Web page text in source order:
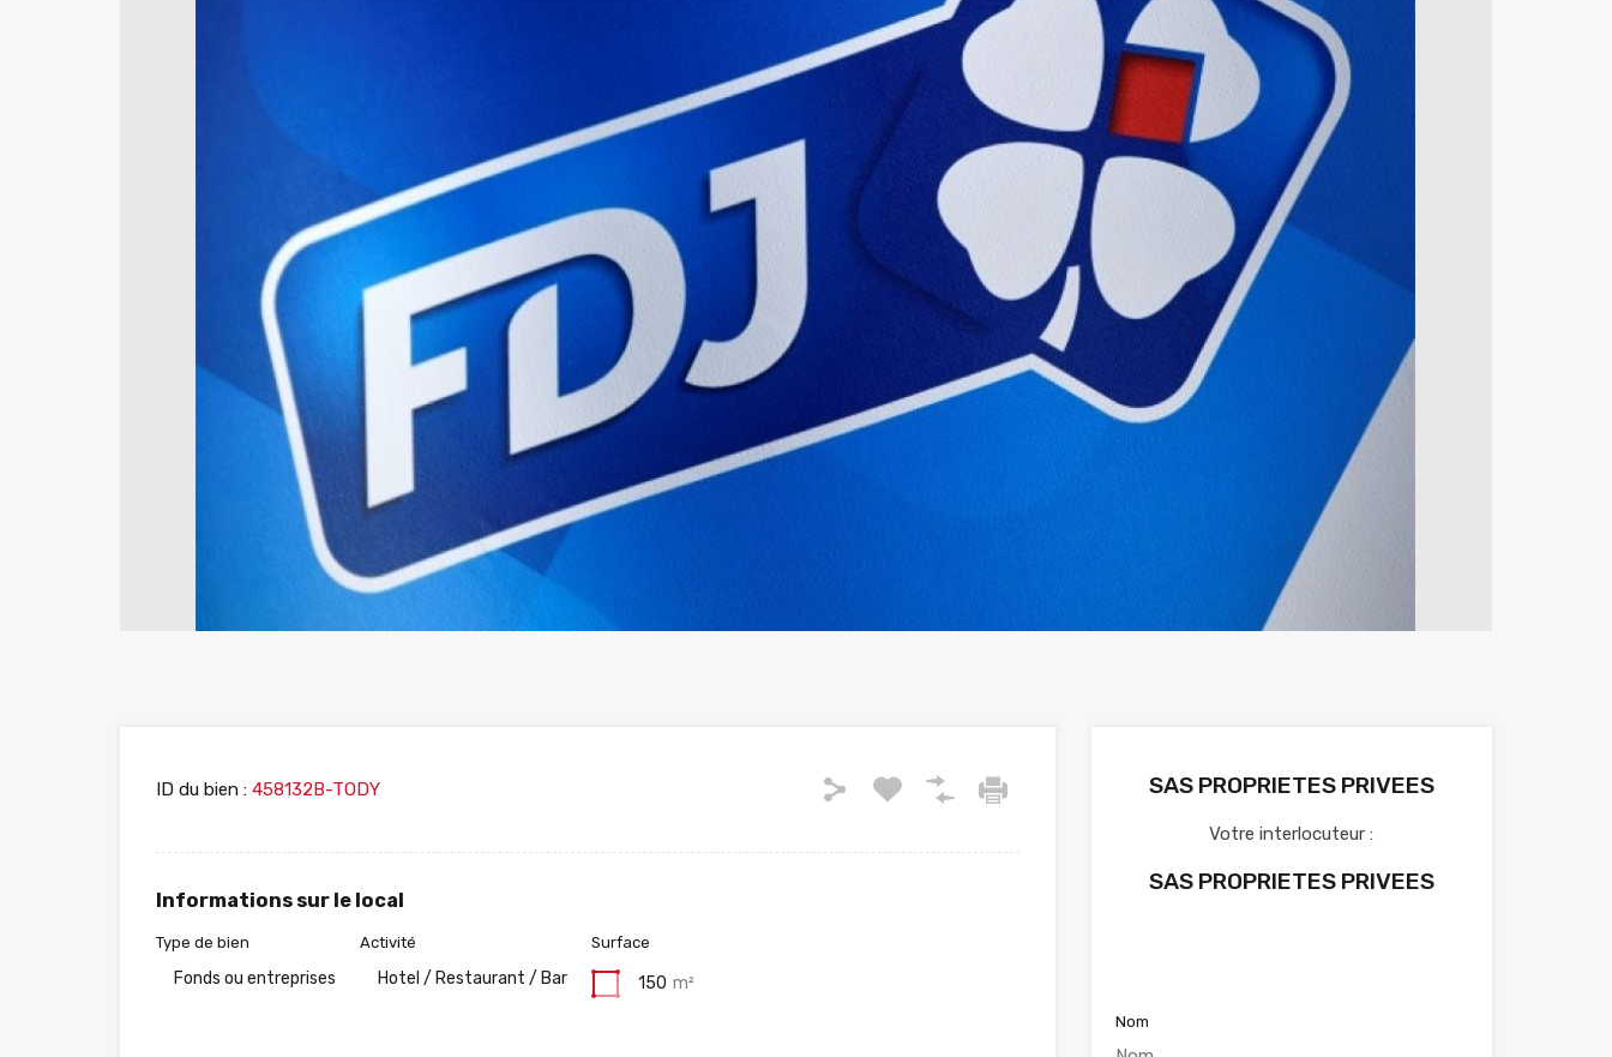
ID du bien : 458132B-TODY
Informations sur le local
Type de bien
Fonds ou entreprises
Activité
Hotel / Restaurant / Bar
Surface
150 m²
SAS PROPRIETES PRIVEES
Votre interlocuteur :
SAS PROPRIETES PRIVEES
Nom